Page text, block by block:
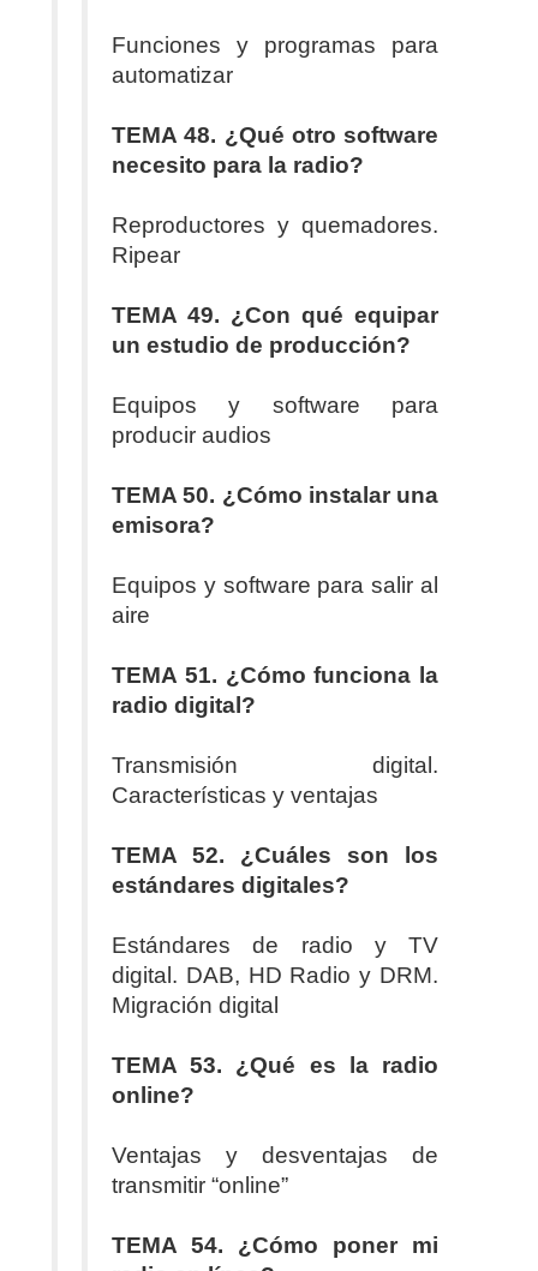
Funciones y programas para
automatizar
TEMA 48. ¿Qué otro software
necesito para la radio?
Reproductores y quemadores.
Ripear
TEMA 49. ¿Con qué equipar
un estudio de producción?
Equipos y software para
producir audios
TEMA 50. ¿Cómo instalar una
emisora?
Equipos y software para salir al
aire
TEMA 51. ¿Cómo funciona la
radio digital?
Transmisión digital.
Características y ventajas
TEMA 52. ¿Cuáles son los
estándares digitales?
Estándares de radio y TV
digital. DAB, HD Radio y DRM.
Migración digital
TEMA 53. ¿Qué es la radio
online?
Ventajas y desventajas de
transmitir “online”
TEMA 54. ¿Cómo poner mi